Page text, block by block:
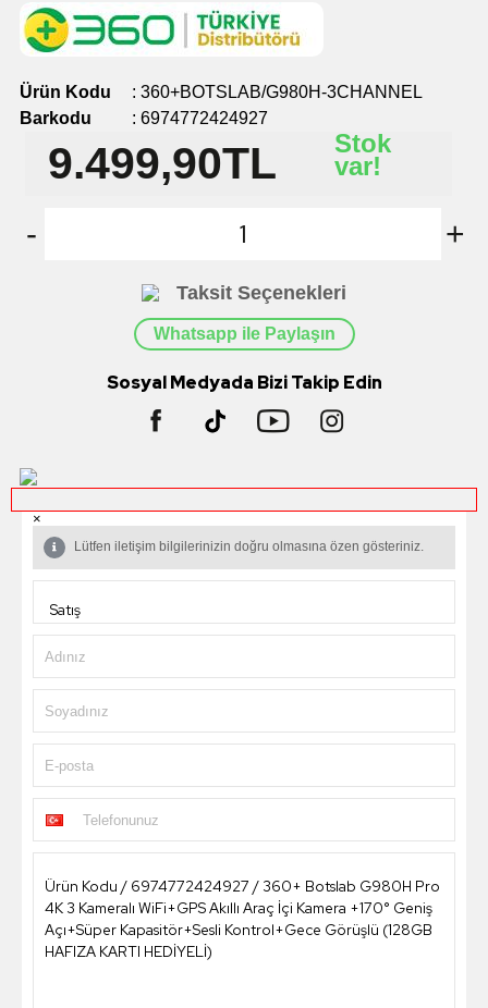
Ürün Kodu : 360+BOTSLAB/G980H-3CHANNEL
Barkodu
: 6974772424927
9.499,90TL Stok
var!
- +
Taksit Seçenekleri
Whatsapp ile Paylaşın
Sosyal Medyada Bizi Takip Edin
×
Lütfen iletişim bilgilerinizin doğru olmasına özen gösteriniz.
Adınız
Soyadınız
E-posta
Telefonunuz